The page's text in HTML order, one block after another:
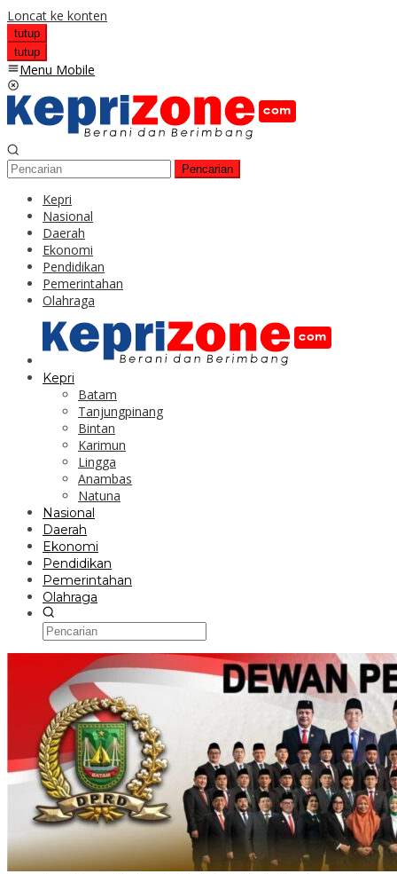
Loncat ke konten
tutup
tutup
Menu Mobile
Pencarian
Kepri
Nasional
Daerah
Ekonomi
Pendidikan
Pemerintahan
Olahraga
Kepri
Batam
Tanjungpinang
Bintan
Karimun
Lingga
Anambas
Natuna
Nasional
Daerah
Ekonomi
Pendidikan
Pemerintahan
Olahraga